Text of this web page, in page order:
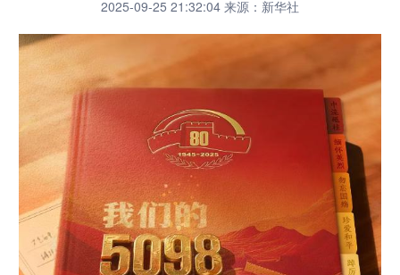
科技
文化 军事
视频 图片 政务
中央文件 汽车
食品 人居 数字经济
学术中国 乡村振兴 银龄 溯源中国
2025-09-25 21:32:04 来源：新华社